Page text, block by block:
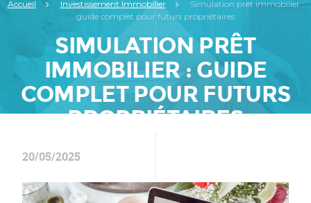
Accueil Investissement Immobilier
Simulation prêt immobilier :
guide complet pour futurs propriétaires
SIMULATION PRÊT
IMMOBILIER : GUIDE
COMPLET POUR FUTURS
PROPRIÉTAIRES
20/05/2025